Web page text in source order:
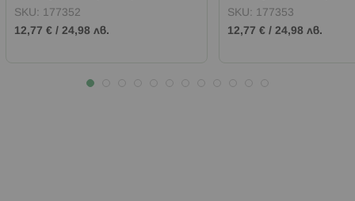
SKU: 177352
12,77 € / 24,98 лв.
SKU: 177353
12,77 € / 24,98 лв.